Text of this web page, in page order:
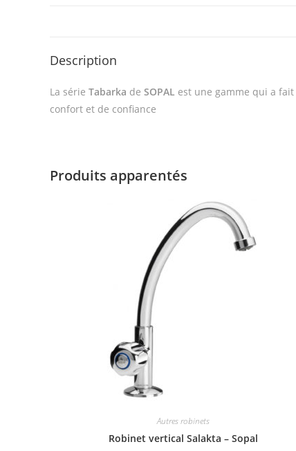
Description
La série Tabarka de SOPAL est une gamme qui a
confort et de confiance
Produits apparentés
Autres robinets
Robinet vertical Salakta – Sopal